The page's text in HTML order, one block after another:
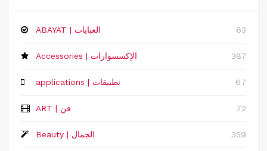
ABAYAT | العبايات 63
Accessories | الإكسسوارات 387
applications | تطبيقات 67
ART | فن 72
Beauty | الجمال 359